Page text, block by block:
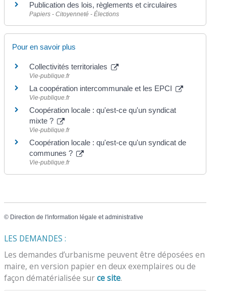
Publication des lois, règlements et circulaires
Papiers - Citoyenneté - Élections
Pour en savoir plus
Collectivités territoriales
Vie-publique.fr
La coopération intercommunale et les EPCI
Vie-publique.fr
Coopération locale : qu'est-ce qu'un syndicat
mixte ?
Vie-publique.fr
Coopération locale : qu'est-ce qu'un syndicat de
communes ?
Vie-publique.fr
© Direction de l'information légale et administrative
LES DEMANDES :
Les demandes d’urbanisme peuvent être déposées en
maire, en version papier en deux exemplaires ou de
façon dématérialisée surce site.